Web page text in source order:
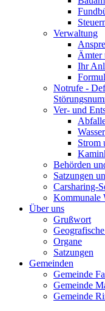
Verwaltung
Ämter
Ihr
Notrufe -
Ver- und
Strom
Behörden
Satzungen
Carsharing-
Kommunale
Über uns
Grußwort
Organe
Satzungen
Gemeinden
Gemeinde
Gemeinde
Gemeinde